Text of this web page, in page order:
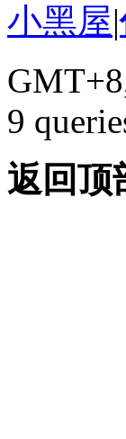
小黑屋|
9
返回顶